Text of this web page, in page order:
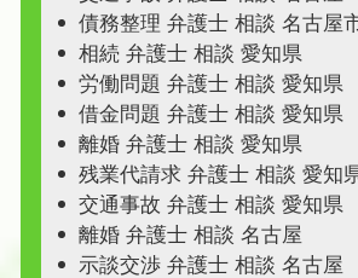
債務整理 弁護士 相談 名古屋
相続 弁護士 相談 愛知県
労働問題 弁護士 相談 愛知県
借金問題 弁護士 相談 愛知県
離婚 弁護士 相談 愛知県
残業代請求 弁護士 相談 愛知
交通事故 弁護士 相談 愛知県
離婚 弁護士 相談 名古屋
示談交渉 弁護士 相談 名古屋